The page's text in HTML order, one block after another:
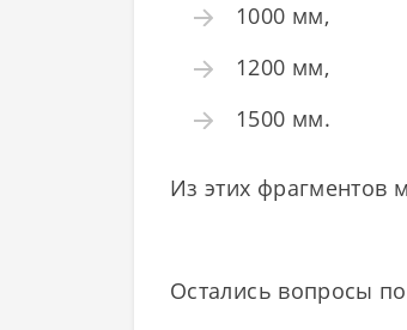
1000 мм,
1200 мм,
1500 мм.
Из этих фрагментов
Остались вопросы